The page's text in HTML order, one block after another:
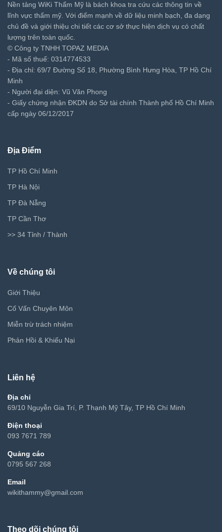
Nền tảng WiKi Thẩm Mỹ là bách khoa tra cứu các thông tin về
lĩnh vực thẩm mỹ. Với điểm mạnh về dữ liệu minh bạch, đa dạng
chủ đề và giới thiệu chi tiết các cơ sở thực hiện dịch vụ có chất
lượng trên toàn quốc.
© Công ty TNHH TOPAZ MEDIA
- Mã số thuế: 0314774533
- Địa chỉ: 69/7 Đường Số 18, Phường Bình Hưng Hòa, TP Hồ Chí
Minh
- Người đại diện: Vũ Văn Phong
- Giấy chứng nhận ĐKDN do Sở tài chính Thành phố Hồ Chí Minh
cấp ngày 06/12/2017
Địa Điểm
TP Hồ Chí Minh
TP Hà Nội
TP Đà Nẵng
TP Cần Thơ
>> 34 Tỉnh / Thành
Về chúng tôi
Giới Thiệu
Cố Vấn Chuyên Môn
Miễn trừ trách nhiệm
Phản Hồi & Khiếu Nại
Liên hệ
Địa chỉ
69/10 Nguyễn Gia Trí, P. Thạnh Mỹ Tây, TP Hồ Chí Minh
Điện thoại
093 7671 789
Quảng cáo
0795 567 268
Email
wikithammy@gmail.com
Theo dõi chúng tôi